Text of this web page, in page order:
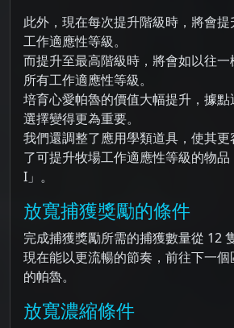
此外，現在每次提升階級時，將會
工作適應性等級。
而提升至最高階級時，將會如以往
所有工作適應性等級。
培育心愛帕魯的價值大幅提升，據
選擇變得更為重要。
我們還調整了應用學類道具，使其
了可提升牧場工作適應性等級的物
I」。
放寬捕獲獎勵的條件
完成捕獲獎勵所需的捕獲數量從 12
現在能以更流暢的節奏，前往下一
的帕魯。
放寬濃縮條件